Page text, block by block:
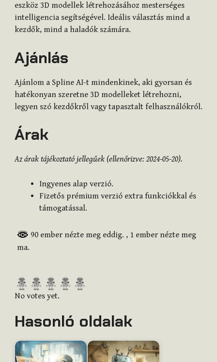
eszköz 3D modellek létrehozásához mesterséges
intelligencia segítségével. Ideális választás mind a
kezdők, mind a haladók számára.
Ajánlás
Ajánlom a Spline AI-t mindenkinek, aki gyorsan és
hatékonyan szeretne 3D modelleket létrehozni,
legyen szó kezdőkről vagy tapasztalt felhasználókról.
Árak
Az árak tájékoztató jellegűek (ellenőrizve: 2024-05-20).
Ingyenes alap verzió.
Fizetős prémium verzió extra funkciókkal és
támogatással.
90 ember nézte meg eddig. , 1 ember nézte meg
ma.
R
a
e
h
i
No votes yet.
Hasonló oldalak